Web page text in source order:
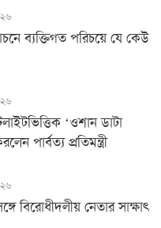
ব্যক্তিগত পরিচয়ে যে কেউ
‘ওশান ডাটা
পার্বত্য প্রতিমন্ত্রী
বিরোধীদলীয় নেতার সাক্ষাৎ